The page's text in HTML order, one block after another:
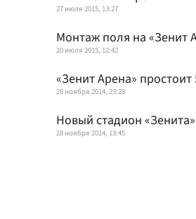
27 июля 2015, 13:27
Монтаж поля на «Зенит
20 июля 2015, 12:42
«Зенит Арена» простоит
28 ноября 2014, 23:28
Новый стадион
28 ноября 2014, 13:45